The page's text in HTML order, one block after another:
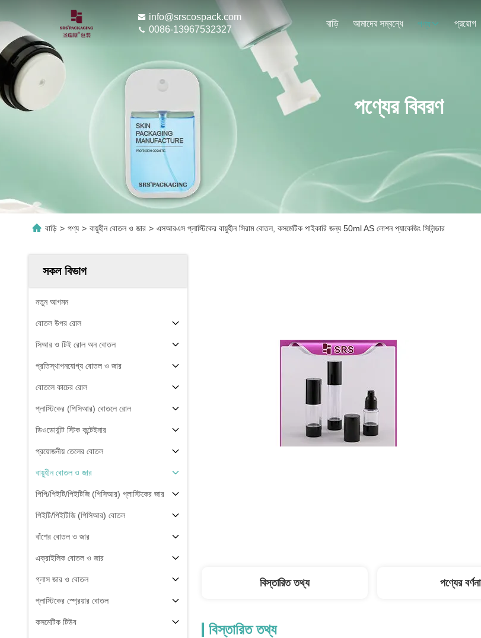
info@srscospack.com
0086-13967532327
বাড়ি আমাদের সম্বন্ধে পণ্য প্রয়োগ
পণ্যের বিবরণ
বাড়ি > পণ্য > বায়ুহীন বোতল ও জার > এসআরএস প্লাস্টিকের বায়ুহীন সিরাম বোতল, কসমেটিক পাইকারি জন্য 50ml AS লোশন প্যাকেজিং সিলিন্ডার
সকল বিভাগ
নতুন আগমন
বোতল উপর রোল
সিআর ও টিই রোল অন বোতল
প্রতিস্থাপনযোগ্য বোতল ও জার
বোতলে কাচের রোল
প্লাস্টিকের (পিসিআর) বোতলে রোল
ডিওডোর্যান্ট স্টিক কন্টেইনার
প্রয়োজনীয় তেলের বোতল
বায়ুহীন বোতল ও জার
পিপি/পিইটি/পিইটিজি (পিসিআর) প্লাস্টিকের জার
পিইটি/পিইটিজি (পিসিআর) বোতল
বাঁশের বোতল ও জার
এক্রাইলিক বোতল ও জার
গ্লাস জার ও বোতল
প্লাস্টিকের স্প্রেয়ার বোতল
কসমেটিক টিউব
বিস্তারিত তথ্য পণ্যের বর্ণনা
বিস্তারিত তথ্য